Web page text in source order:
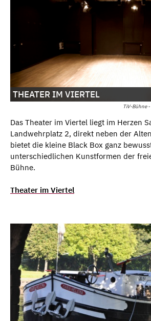
TiV-Bühne
THEATER IM VIERTEL
Das Theater im Viertel liegt im Herzen
Landwehrplatz 2, direkt neben der
bietet die kleine Black Box ganz
unterschiedlichen Kunstformen der
Bühne.
Theater im Viertel